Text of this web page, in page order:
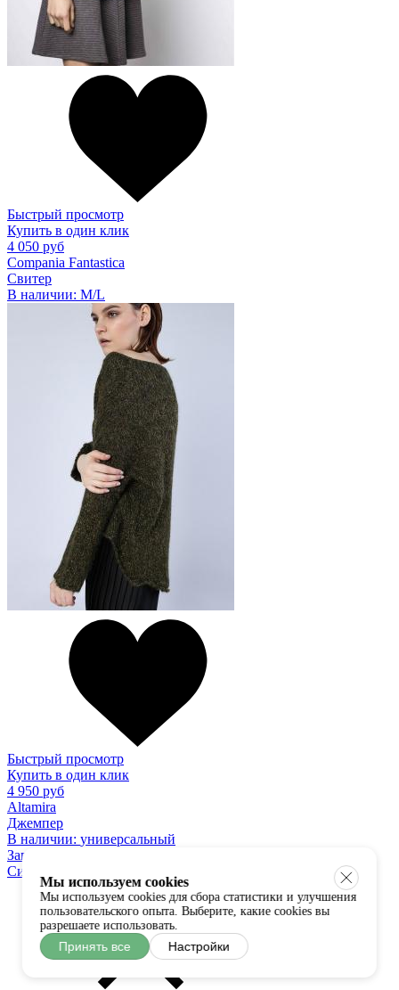
Быстрый просмотр
Купить в один клик
4 050 руб
Compania Fantastica
Свитер
В наличии: M/L
Быстрый просмотр
Купить в один клик
4 950 руб
Altamira
Джемпер
В наличии: универсальный
Загрузить ещё
Система скидок
Мы используем cookies
Мы используем cookies для сбора статистики и улучшения
пользовательского опыта. Выберите, какие cookies вы
разрешаете использовать.
Принять все Настройки